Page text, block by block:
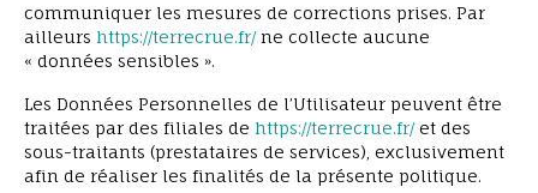
communiquer les mesures de corrections prises. Par
ailleurs https://terrecrue.fr/ne collecte aucune
« données sensibles ».
Les Données Personnelles de l’Utilisateur peuvent être
traitées par des filiales de https://terrecrue.fr/et des
sous-traitants (prestataires de services), exclusivement
afin de réaliser les finalités de la présente politique.